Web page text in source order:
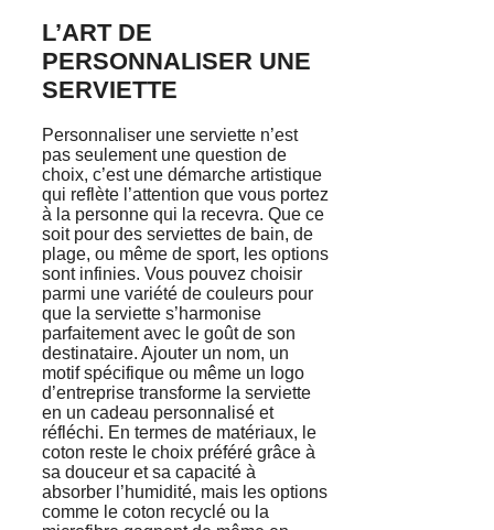
L’ART DE
PERSONNALISER UNE
SERVIETTE
Personnaliser une serviette n’est
pas seulement une question de
choix, c’est une démarche artistique
qui reflète l’attention que vous portez
à la personne qui la recevra. Que ce
soit pour des serviettes de bain, de
plage, ou même de sport, les options
sont infinies. Vous pouvez choisir
parmi une variété de couleurs pour
que la serviette s’harmonise
parfaitement avec le goût de son
destinataire. Ajouter un nom, un
motif spécifique ou même un logo
d’entreprise transforme la serviette
en un cadeau personnalisé et
réfléchi. En termes de matériaux, le
coton reste le choix préféré grâce à
sa douceur et sa capacité à
absorber l’humidité, mais les options
comme le coton recyclé ou la